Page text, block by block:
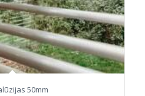
50mm